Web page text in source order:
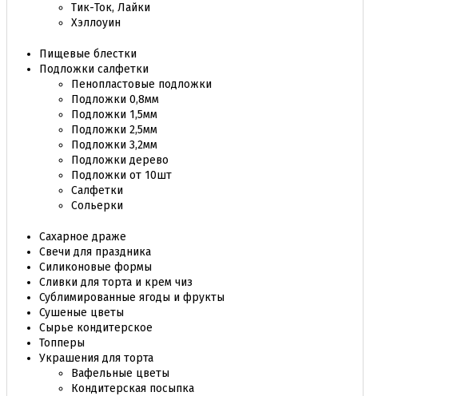
Тик-Ток, Лайки
Хэллоуин
Пищевые блестки
Подложки салфетки
Пенопластовые подложки
Подложки 0,8мм
Подложки 1,5мм
Подложки 2,5мм
Подложки 3,2мм
Подложки дерево
Подложки от 10шт
Салфетки
Сольерки
Сахарное драже
Свечи для праздника
Силиконовые формы
Сливки для торта и крем чиз
Сублимированные ягоды и фрукты
Сушеные цветы
Сырье кондитерское
Топперы
Украшения для торта
Вафельные цветы
Кондитерская посыпка